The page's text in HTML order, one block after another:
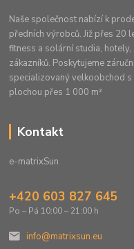
Naše společnost nabízí k
předních výrobců. Již přes 20
fitness a solární studia,
zákazníků. Poskytujeme
specializovaný velkoobchod
plochou přes 1 000 m²
Kontakt
e-matrixSun
+420 603 827 645
Po – Pá 10:00 – 21:00 h
info@matrixsun.eu